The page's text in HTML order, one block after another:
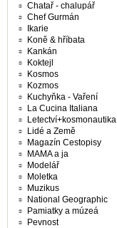
Chatař - chalupář
Chef Gurmán
Ikarie
Koně & hříbata
Kankán
Koktejl
Kosmos
Kozmos
Kuchyňka - Vaření
La Cucina Italiana
Letectví+kosmonautika
Lidé a Země
Magazín Cestopisy
MAMA a ja
Modelář
Moletka
Muzikus
National Geographic
Pamiatky a múzeá
Pevnost